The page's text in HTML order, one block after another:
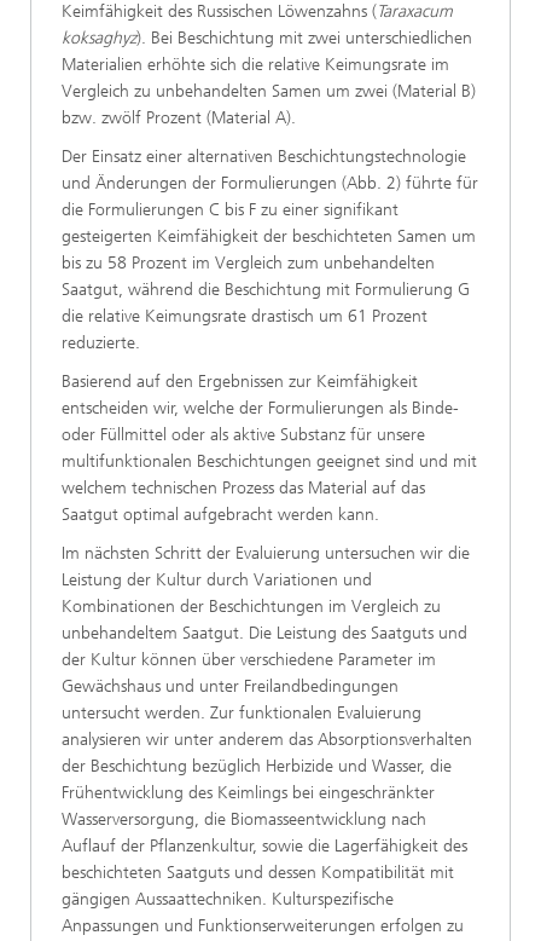
Keimfähigkeit des Russischen Löwenzahns (Taraxacum
koksaghyz). Bei Beschichtung mit zwei unterschiedlichen
Materialien erhöhte sich die relative Keimungsrate im
Vergleich zu unbehandelten Samen um zwei (Material B)
bzw. zwölf Prozent (Material A).
Der Einsatz einer alternativen Beschichtungstechnologie
und Änderungen der Formulierungen (Abb. 2) führte für
die Formulierungen C bis F zu einer signifikant
gesteigerten Keimfähigkeit der beschichteten Samen um
bis zu 58 Prozent im Vergleich zum unbehandelten
Saatgut, während die Beschichtung mit Formulierung G
die relative Keimungsrate drastisch um 61 Prozent
reduzierte.
Basierend auf den Ergebnissen zur Keimfähigkeit
entscheiden wir, welche der Formulierungen als Binde-
oder Füllmittel oder als aktive Substanz für unsere
multifunktionalen Beschichtungen geeignet sind und mit
welchem technischen Prozess das Material auf das
Saatgut optimal aufgebracht werden kann.
Im nächsten Schritt der Evaluierung untersuchen wir die
Leistung der Kultur durch Variationen und
Kombinationen der Beschichtungen im Vergleich zu
unbehandeltem Saatgut. Die Leistung des Saatguts und
der Kultur können über verschiedene Parameter im
Gewächshaus und unter Freilandbedingungen
untersucht werden. Zur funktionalen Evaluierung
analysieren wir unter anderem das Absorptionsverhalten
der Beschichtung bezüglich Herbizide und Wasser, die
Frühentwicklung des Keimlings bei eingeschränkter
Wasserversorgung, die Biomasseentwicklung nach
Auflauf der Pflanzenkultur, sowie die Lagerfähigkeit des
beschichteten Saatguts und dessen Kompatibilität mit
gängigen Aussaattechniken. Kulturspezifische
Anpassungen und Funktionserweiterungen erfolgen zu